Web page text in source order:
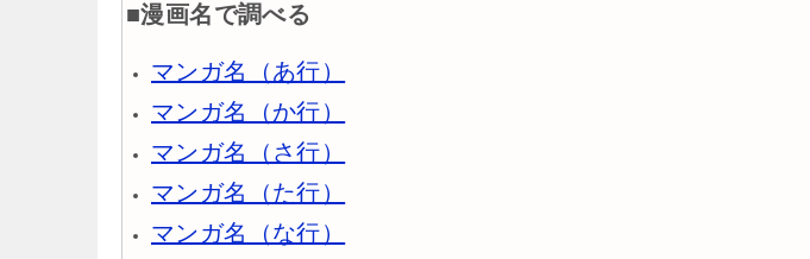
■漫画名で調べる
マンガ名（あ行）
マンガ名（か行）
マンガ名（さ行）
マンガ名（た行）
マンガ名（な行）